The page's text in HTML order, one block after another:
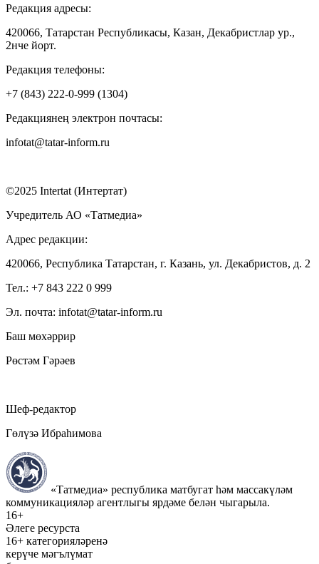
Редакция адресы:
420066, Татарстан Республикасы, Казан, Декабристлар ур.,
2нче йорт.
Редакция телефоны:
+7 (843) 222-0-999 (1304)
Редакциянең электрон почтасы:
infotat@tatar-inform.ru
©2025 Intertat (Интертат)
Учредитель АО «Татмедиа»
Адрес редакции:
420066, Республика Татарстан, г. Казань, ул. Декабристов, д. 2
Тел.: +7 843 222 0 999
Эл. почта: infotat@tatar-inform.ru
Баш мөхәррир
Рөстәм Гәрәев
Шеф-редактор
Гөлүзә Ибраһимова
«Татмедиа» республика матбугат һәм массакүләм
коммуникацияләр агентлыгы ярдәме белән чыгарыла.
16+
Әлеге ресурста
16+ категорияләренә
керүче мәгълүмат